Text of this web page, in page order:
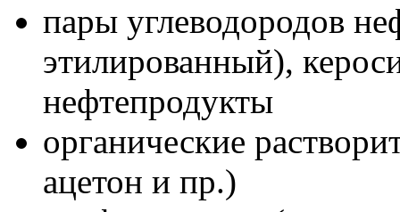
пары углеводородов
этилированный),
нефтепродукты
органические
ацетон и пр.)